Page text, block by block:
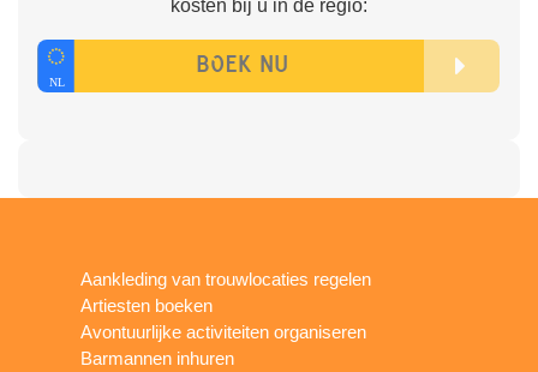
kosten bij u in de regio:
Aankleding van trouwlocaties regelen
Artiesten boeken
Avontuurlijke activiteiten organiseren
Barmannen inhuren